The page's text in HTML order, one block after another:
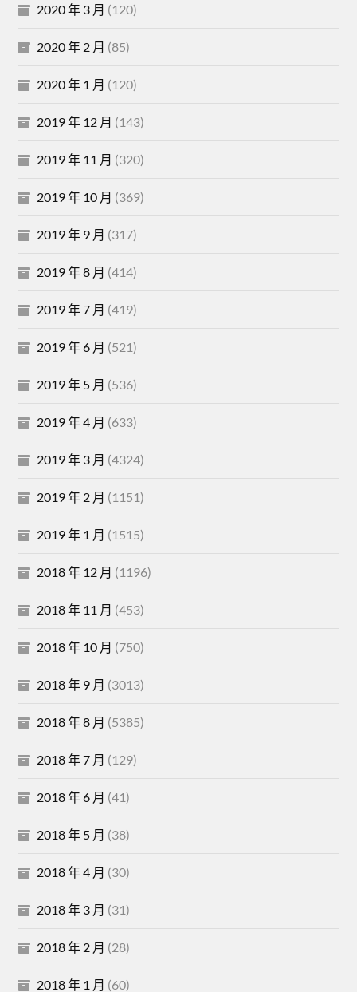
2020 年 3 月 (120)
2020 年 2 月 (85)
2020 年 1 月 (120)
2019 年 12 月 (143)
2019 年 11 月 (320)
2019 年 10 月 (369)
2019 年 9 月 (317)
2019 年 8 月 (414)
2019 年 7 月 (419)
2019 年 6 月 (521)
2019 年 5 月 (536)
2019 年 4 月 (633)
2019 年 3 月 (4324)
2019 年 2 月 (1151)
2019 年 1 月 (1515)
2018 年 12 月 (1196)
2018 年 11 月 (453)
2018 年 10 月 (750)
2018 年 9 月 (3013)
2018 年 8 月 (5385)
2018 年 7 月 (129)
2018 年 6 月 (41)
2018 年 5 月 (38)
2018 年 4 月 (30)
2018 年 3 月 (31)
2018 年 2 月 (28)
2018 年 1 月 (60)